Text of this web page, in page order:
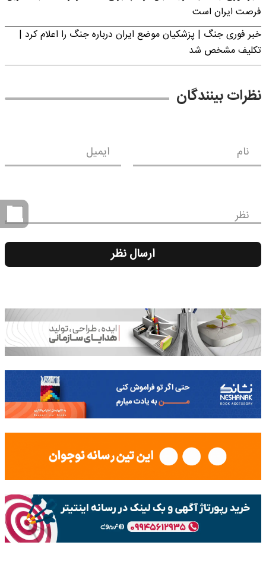
فرصت ایران است
خبر فوری جنگ | پزشکیان موضع ایران درباره جنگ را اعلام کرد |
تکلیف مشخص شد
نظرات بینندگان
نام ایمیل
نظر
ارسال نظر